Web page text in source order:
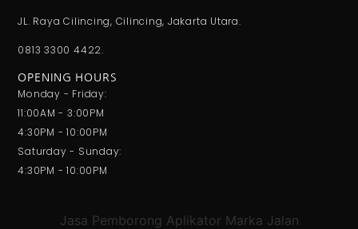
JL. Raya Cilincing, Cilincing, Jakarta Utara.
0813 3300 4422.
OPENING HOURS
Monday - Friday:
11:00AM - 3:00PM
4:30PM - 10:00PM
Saturday - Sunday:
4:30PM - 10:00PM
Jasa Pemborong Aplikator Marka Jalan